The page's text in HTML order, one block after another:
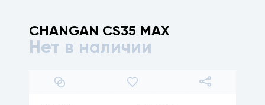
CHANGAN CS35 MAX
Нет в наличии
1/18